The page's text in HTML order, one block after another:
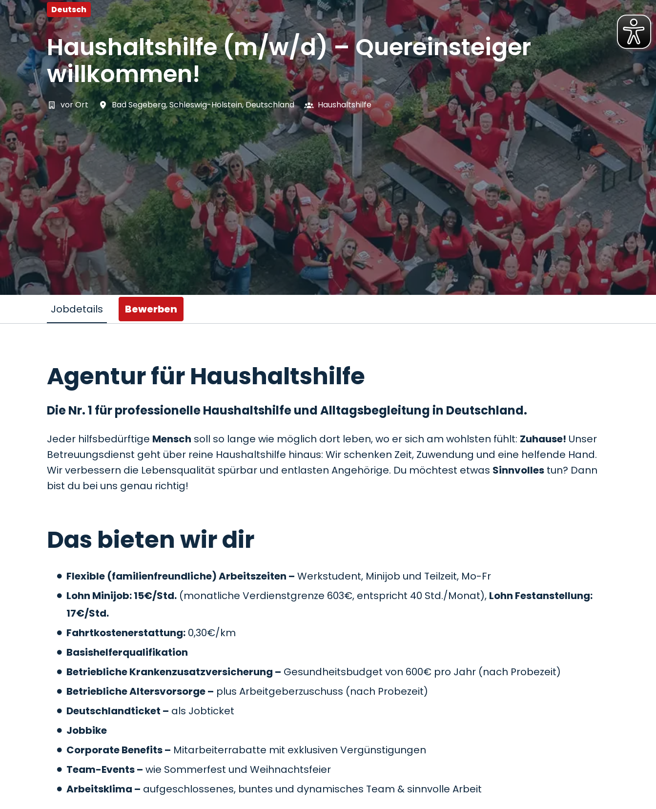
Deutsch
Haushaltshilfe (m/w/d) – Quereinsteiger
willkommen!
vor Ort Bad Segeberg,Schleswig-Holstein,Deutschland Haushaltshilfe
Jobdetails Bewerben
Agentur für Haushaltshilfe
Die Nr. 1 für professionelle Haushaltshilfe und Alltagsbegleitung in Deutschland.
Jeder hilfsbedürftige Mensch soll so lange wie möglich dort leben, wo er sich am wohlsten fühlt: Zuhause! Unser
Betreuungsdienst geht über reine Haushaltshilfe hinaus: Wir schenken Zeit, Zuwendung und eine helfende Hand.
Wir verbessern die Lebensqualität spürbar und entlasten Angehörige. Du möchtest etwas Sinnvolles tun? Dann
bist du bei uns genau richtig!
Das bieten wir dir
Flexible (familienfreundliche) Arbeitszeiten – Werkstudent, Minijob und Teilzeit, Mo-Fr
Lohn Minijob: 15€/Std. (monatliche Verdienstgrenze 603€, entspricht 40 Std./Monat), Lohn Festanstellung:
17€/Std.
Fahrtkostenerstattung: 0,30€/km
Basishelferqualifikation
Betriebliche Krankenzusatzversicherung – Gesundheitsbudget von 600€ pro Jahr (nach Probezeit)
Betriebliche Altersvorsorge – plus Arbeitgeberzuschuss (nach Probezeit)
Deutschlandticket – als Jobticket
Jobbike
Corporate Benefits – Mitarbeiterrabatte mit exklusiven Vergünstigungen
Team-Events – wie Sommerfest und Weihnachtsfeier
Arbeitsklima – aufgeschlossenes, buntes und dynamisches Team & sinnvolle Arbeit